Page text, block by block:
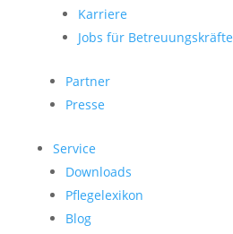
Karriere
Jobs für Betreuungskräfte
Partner
Presse
Service
Downloads
Pflegelexikon
Blog